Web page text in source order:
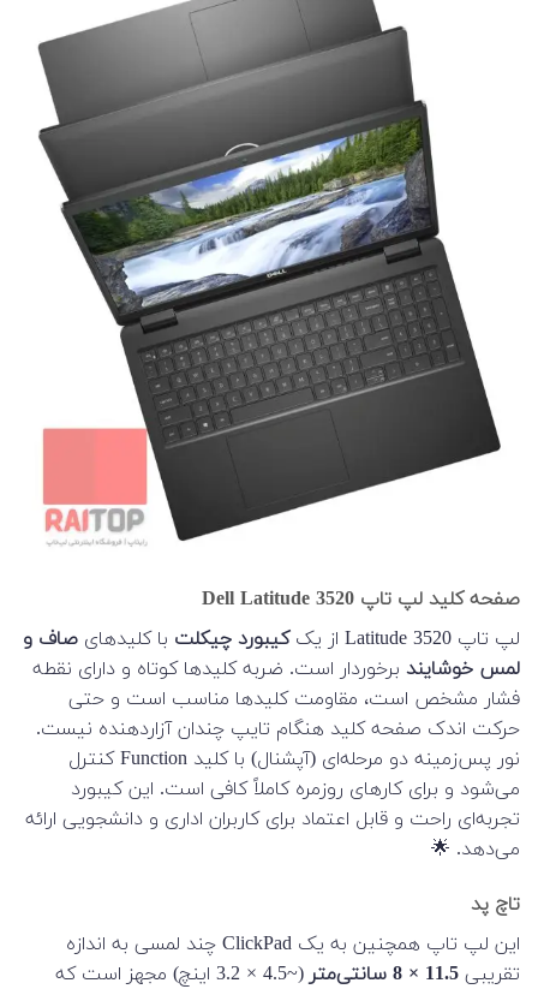
صفحه کلید لپ تاپ Dell Latitude 3520
لپ تاپ Latitude 3520 از یک
کیبورد چیکلت با کلیدهای صاف و
لمس خوشایند برخوردار است. ضربه کلیدها کوتاه و دارای نقطه
فشار مشخص است، مقاومت کلیدها مناسب است و حتی
حرکت اندک صفحه کلید هنگام تایپ چندان آزاردهنده نیست.
نور پس‌زمینه دو مرحله‌ای (آپشنال) با کلید Function کنترل
می‌شود و برای کارهای روزمره کاملاً کافی است. این کیبورد
تجربه‌ای راحت و قابل اعتماد برای کاربران اداری و دانشجویی ارائه
می‌دهد. 🌟
تاچ پد
این لپ تاپ همچنین به یک ClickPad چند لمسی به اندازه
تقریبی
(~4.5 × 3.2 اینچ) مجهز است که